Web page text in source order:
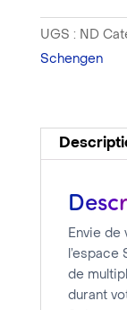
Schengen
formule
simple
jours
UGS : ND
Schengen
Envie de
de
durant